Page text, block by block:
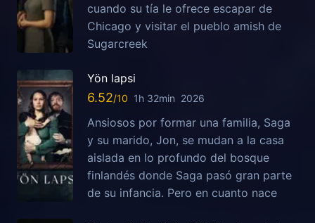
cuando su tía le ofrece escapar de
Chicago y visitar el pueblo amish de
Sugarcreek
Yön lapsi
6.52 1h 32min 2026
Ansiosos por formar una familia, Saga
y su marido, Jon, se mudan a la casa
aislada en lo profundo del bosque
finlandés donde Saga pasó gran parte
de su infancia. Pero en cuanto nace